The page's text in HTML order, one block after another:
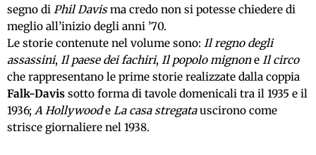
segno di Phil Davisma credo non si potesse chiedere di
meglio all’inizio degli anni ’70.
Le storie contenute nel volume sono: Il regno degli
assassini, Il paese dei fachiri, Il popolo mignone Il circo
che rappresentano le prime storie realizzate dalla coppia
Falk-Davis sotto forma di tavole domenicali tra il 1935 e il
1936; A Hollywoode La casa stregatauscirono come
strisce giornaliere nel 1938.